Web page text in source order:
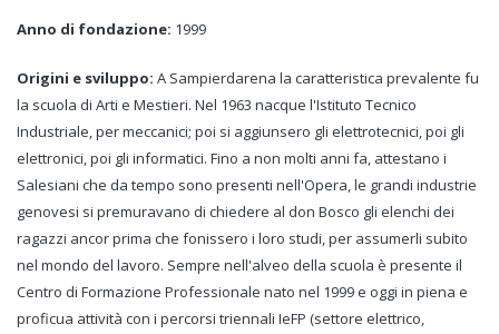
Anno di fondazione: 1999
Origini e sviluppo: A Sampierdarena la caratteristica prevalente fu
la scuola di Arti e Mestieri. Nel 1963 nacque l'Istituto Tecnico
Industriale, per meccanici; poi si aggiunsero gli elettrotecnici, poi gli
elettronici, poi gli informatici. Fino a non molti anni fa, attestano i
Salesiani che da tempo sono presenti nell'Opera, le grandi industrie
genovesi si premuravano di chiedere al don Bosco gli elenchi dei
ragazzi ancor prima che fonissero i loro studi, per assumerli subito
nel mondo del lavoro. Sempre nell'alveo della scuola è presente il
Centro di Formazione Professionale nato nel 1999 e oggi in piena e
proficua attività con i percorsi triennali IeFP (settore elettrico,